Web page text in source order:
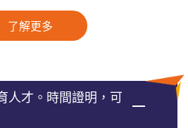
了解更多
人才。時間證明，可